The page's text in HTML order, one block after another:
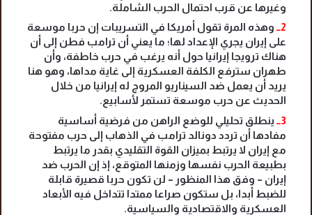
وغيرها عن قرب احتمال الحرب الشاملة.
2ــ
وهذه المرة تقول أمريكا في التسريبات إن حربا موسعة
على إيران يجري الإعداد لها؛ ما يعني أن ترامب فطن إلى أن
هناك ترويجا إيرانيا حول أنه يرغب في حرب خاطفة، وأن
طهران سترفع الكلفة العسكرية إلى غاية مداها، وهو هنا
يريد أن يعمل ضد السيناريو المروج له إيرانيا من خلال
الحديث عن حرب موسعة تستمر لأسابيع.
3ــ
ينطلق تحليلي للوضع الراهن من فرضية أساسية
مفادها أن تردد دونالد ترامب في الذهاب إلى حرب مفتوحة
مع إيران لا يرتبط بميزان القوة التقليدي بقدر ما يرتبط
بطبيعة الحرب نفسها وزمنها المتوقع، إذ إن الحرب ضد
إيران – وفق هذا المنظور – لن تكون حربا قصيرة قابلة
للضبط أبدا، بل ستكون صراعا ممتدا تتداخل فيه الأبعاد
العسكرية والاقتصادية والسياسية.